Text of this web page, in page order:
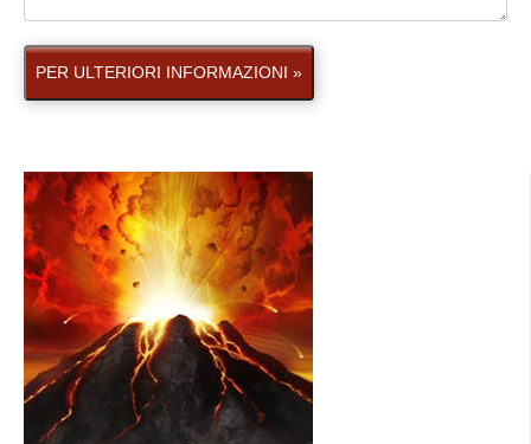
PER ULTERIORI INFORMAZIONI »